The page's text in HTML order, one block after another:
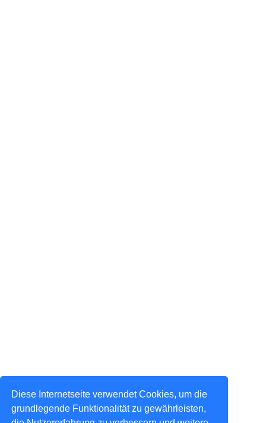
Diese Internetseite verwendet Cookies, um die
grundlegende Funktionalität zu gewährleisten,